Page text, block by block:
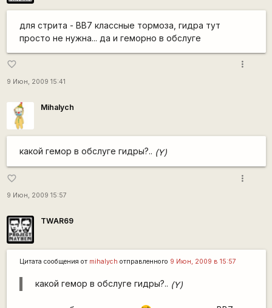
для стрита - BB7 классные тормоза, гидра тут
просто не нужна... да и геморно в обслуге
favorite_border
9 Июн, 2009 15:41
more_vert
Mihalych
какой гемор в обслуге гидры?.. (Y)
favorite_border
9 Июн, 2009 15:57
more_vert
TWAR69
Цитата сообщения от mihalych отправленного 9 Июн, 2009 в 15:57
какой гемор в обслуге гидры?.. (Y)